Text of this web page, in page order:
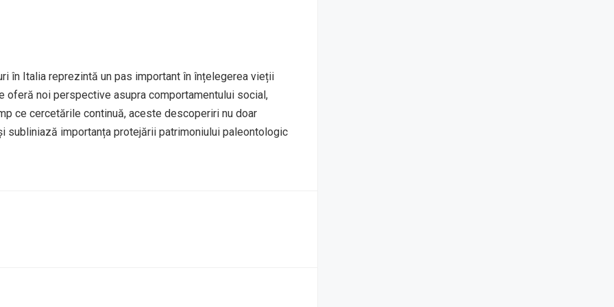
în Italia reprezintă un pas important în înțelegerea vieții
noi perspective asupra comportamentului social,
ce cercetările continuă, aceste descoperiri nu doar
importanța protejării patrimoniului paleontologic